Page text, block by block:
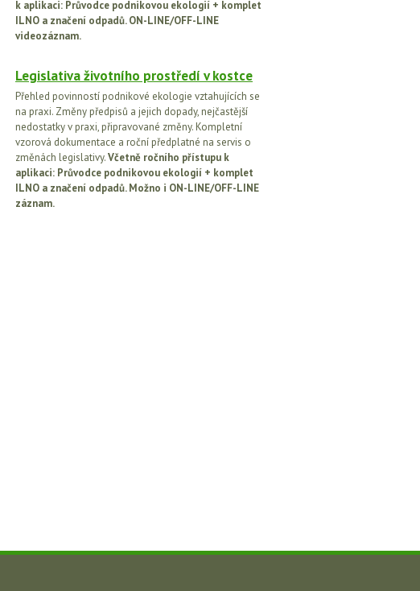
k aplikaci: Průvodce podnikovou ekologií + komplet
ILNO a značení odpadů. ON-LINE/OFF-LINE
videozáznam.
Legislativa životního prostředí v kostce
Přehled povinností podnikové ekologie vztahujících se
na praxi. Změny předpisů a jejich dopady, nejčastější
nedostatky v praxi, připravované změny. Kompletní
vzorová dokumentace a roční předplatné na servis o
změnách legislativy.Včetně ročního přístupu k
aplikaci: Průvodce podnikovou ekologií + komplet
ILNO a značení odpadů. Možno i ON-LINE/OFF-LINE
záznam.